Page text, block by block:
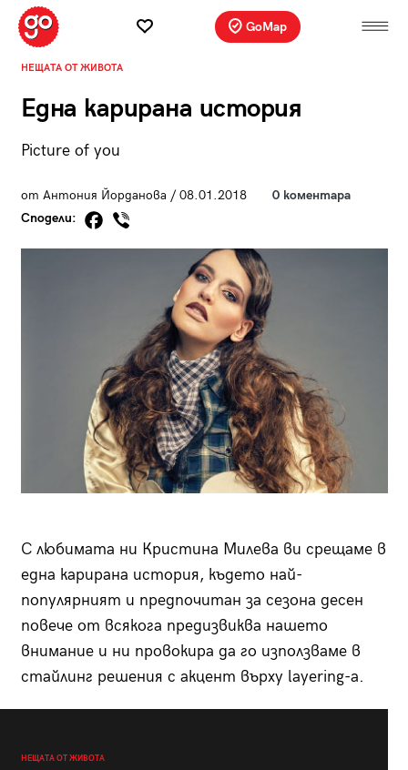
GoMap
НЕЩАТА ОТ ЖИВОТА
Една карирана история
Picture of you
от Антония Йорданова / 08.01.2018
0 коментара
Сподели:
С любимата ни Кристина Милева ви срещаме в
една карирана история, където най-
популярният и предпочитан за сезона десен
повече от всякога предизвиква нашето
внимание и ни провокира да го използваме в
стайлинг решения с акцент върху layering-а.
НЕЩАТА ОТ ЖИВОТА